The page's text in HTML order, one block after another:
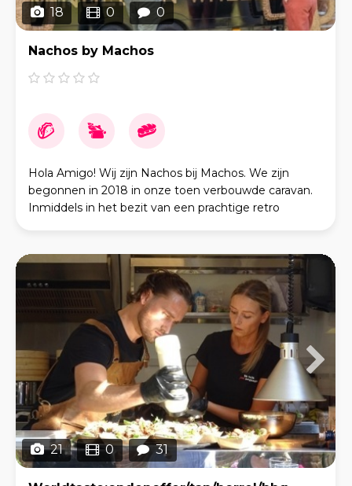
18 0 0
Nachos by Machos
Hola Amigo! Wij zijn Nachos bij Machos. We zijn
begonnen in 2018 in onze toen verbouwde caravan.
Inmiddels in het bezit van een prachtige retro
21 0 31